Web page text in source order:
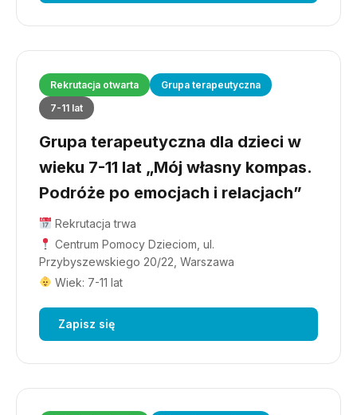
Rekrutacja otwarta
Grupa terapeutyczna
7-11 lat
Grupa terapeutyczna dla dzieci w
wieku 7-11 lat „Mój własny kompas.
Podróże po emocjach i relacjach”
Rekrutacja trwa
Centrum Pomocy Dzieciom, ul.
Przybyszewskiego 20/22, Warszawa
Wiek: 7-11 lat
Zapisz się